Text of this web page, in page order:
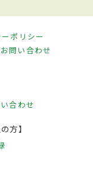
ポリシー
お問い合わせ
合わせ
方】